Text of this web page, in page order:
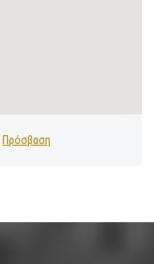
Πρόσβαση